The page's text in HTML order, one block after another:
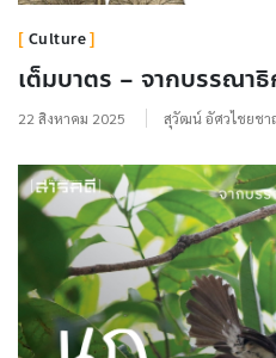
Culture
เต็มบาตร – จากบรรณา
22 สิงหาคม 2025 สุวัฒน์ อัศวไชยช